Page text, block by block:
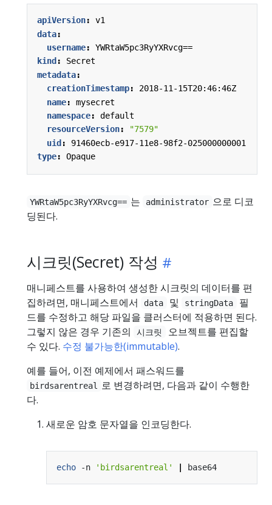
apiVersion:
v1
data:
username:
YWRtaW5pc3RyYXRvcg==
kind :
Secret
metadata:
creationTimestamp:
2018-11-15T20:46:46Z
name:
mysecret
namespace:
default
resourceVersion:
"7579"
uid :
91460ecb-e917-11e8-98f2-025000000001
type: Opaque
YWRtaW5pc3RyYXRvcg== 는 administrator 으로 디코
딩된다.
시크릿(Secret) 작성
매니페스트를 사용하여 생성한 시크릿의 데이터를 편
집하려면, 매니페스트에서
data 및 stringData
필
드를 수정하고 해당 파일을 클러스터에 적용하면 된다.
그렇지 않은 경우 기존의
시크릿
오브젝트를 편집할
수 있다. 수정 불가능한(immutable).
예를 들어, 이전 예제에서 패스워드를
birdsarentreal
로 변경하려면, 다음과 같이 수행한
다.
새로운 암호 문자열을 인코딩한다.
echo -n 'birdsarentreal' |